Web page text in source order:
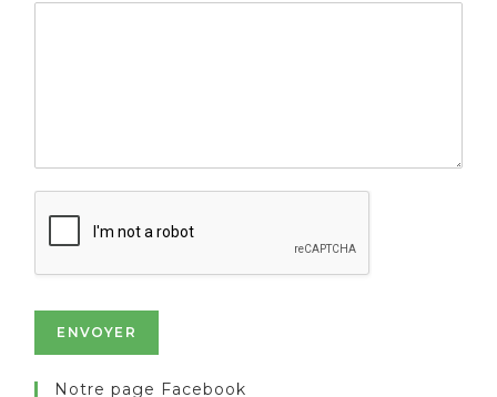
ENVOYER
Notre page Facebook